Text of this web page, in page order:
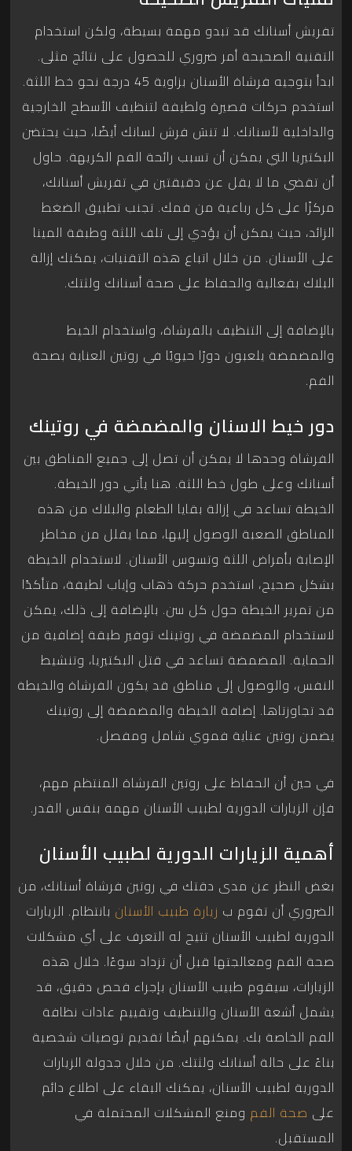
تفريش أسنانك قد تبدو مهمة بسيطة، ولكن استخدام
التقنية الصحيحة أمر ضروري للحصول على نتائج مثلى.
ابدأ بتوجيه فرشاة الأسنان بزاوية 45 درجة نحو خط اللثة.
استخدم حركات قصيرة ولطيفة لتنظيف الأسطح الخارجية
والداخلية لأسنانك. لا تنسَ فرش لسانك أيضًا، حيث يحتضن
البكتيريا التي يمكن أن تسبب رائحة الفم الكريهة. حاول
أن تقضي ما لا يقل عن دقيقتين في تفريش أسنانك،
مركزًا على كل رباعية من فمك. تجنب تطبيق الضغط
الزائد، حيث يمكن أن يؤدي إلى تلف اللثة وطبقة المينا
على الأسنان. من خلال اتباع هذه التقنيات، يمكنك إزالة
البلاك بفعالية والحفاظ على صحة أسنانك ولثتك.
بالإضافة إلى التنظيف بالفرشاة، واستخدام الخيط
والمضمضة يلعبون دورًا حيويًا في روتين العناية بصحة
الفم.
دور خيط الاسنان والمضمضة في روتينك
الفرشاة وحدها لا يمكن أن تصل إلى جميع المناطق بين
أسنانك وعلى طول خط اللثة. هنا يأتي دور الخيطة.
الخيطة تساعد في إزالة بقايا الطعام والبلاك من هذه
المناطق الصعبة الوصول إليها، مما يقلل من مخاطر
الإصابة بأمراض اللثة وتسوس الأسنان. لاستخدام الخيطة
بشكل صحيح، استخدم حركة ذهاب وإياب لطيفة، متأكدًا
من تمرير الخيطة حول كل سن. بالإضافة إلى ذلك، يمكن
لاستخدام المضمضة في روتينك توفير طبقة إضافية من
الحماية. المضمضة تساعد في قتل البكتيريا، وتنشيط
النفس، والوصول إلى مناطق قد يكون الفرشاة والخيطة
قد تجاوزتاها. إضافة الخيطة والمضمضة إلى روتينك
يضمن روتين عناية فموي شامل ومفصل.
في حين أن الحفاظ على روتين الفرشاة المنتظم مهم،
فإن الزيارات الدورية لطبيب الأسنان مهمة بنفس القدر.
أهمية الزيارات الدورية لطبيب الأسنان
بغض النظر عن مدى دقتك في روتين فرشاة أسنانك، من
الضروري أن تقوم ب زيارة طبيب الأسنان بانتظام. الزيارات
الدورية لطبيب الأسنان تتيح له التعرف على أي مشكلات
صحة الفم ومعالجتها قبل أن تزداد سوءًا. خلال هذه
الزيارات، سيقوم طبيب الأسنان بإجراء فحص دقيق، قد
يشمل أشعة الأسنان والتنظيف وتقييم عادات نظافة
الفم الخاصة بك. يمكنهم أيضًا تقديم توصيات شخصية
بناءً على حالة أسنانك ولثتك. من خلال جدولة الزيارات
الدورية لطبيب الأسنان، يمكنك البقاء على اطلاع دائم
على صحة الفم ومنع المشكلات المحتملة في
المستقبل.